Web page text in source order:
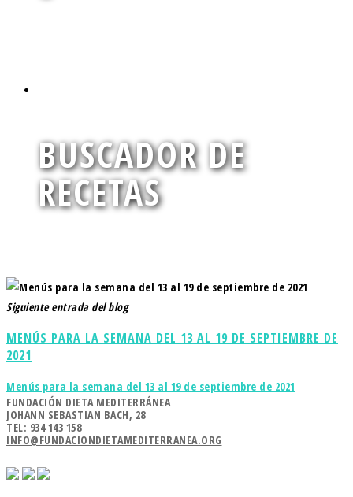
BUSCADOR DE
RECETAS
Siguiente entrada del blog
MENÚS PARA LA SEMANA DEL 13 AL 19 DE SEPTIEMBRE DE
2021
Menús para la semana del 13 al 19 de septiembre de 2021
FUNDACIÓN DIETA MEDITERRÁNEA
JOHANN SEBASTIAN BACH, 28
TEL: 934 143 158
INFO@FUNDACIONDIETAMEDITERRANEA.ORG